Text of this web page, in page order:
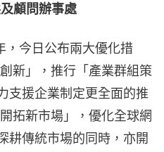
顧問辦事處
，今日公布兩大優化措
新」，推行「產業群組策
支援企業制定更全面的推
拓新市場」，優化全球網
耕傳統市場的同時，亦開